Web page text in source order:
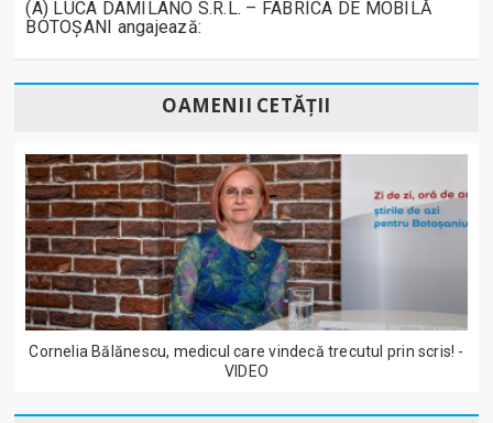
(A) LUCA DAMILANO S.R.L. – FABRICA DE MOBILĂ
BOTOȘANI angajează:
OAMENII CETĂȚII
Cornelia Bălănescu, medicul care vindecă trecutul prin scris! -
VIDEO